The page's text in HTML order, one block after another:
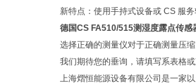
新特点：使用手持式设备或 CS 服
德国CS FA510/515测湿度露点传感
选择正确的测量仪对于正确测量压
我们期待您的垂询，请填写系表格
上海熠恒能源设备有限公司是一家